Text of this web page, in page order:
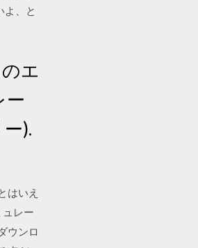
よ、と
エ
ー
).
はいえ
レー
ウンロ